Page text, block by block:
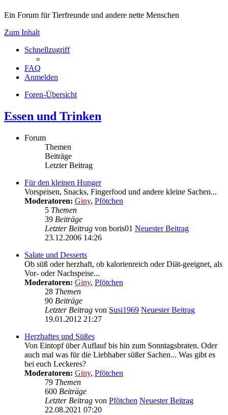
Ein Forum für Tierfreunde und andere nette Menschen
Zum Inhalt
Schnellzugriff
FAQ
Anmelden
Foren-Übersicht
Essen und Trinken
Forum
Themen
Beiträge
Letzter Beitrag
Für den kleinen Hunger
Vorspeisen, Snacks, Fingerfood und andere kleine Sachen...
Moderatoren: Giny, Pfötchen
5 Themen
39 Beiträge
Letzter Beitrag von boris01 Neuester Beitrag
23.12.2006 14:26
Salate und Desserts
Ob süß oder herzhaft, ob kalorienreich oder Diät-geeignet, als
Vor- oder Nachspeise...
Moderatoren: Giny, Pfötchen
28 Themen
90 Beiträge
Letzter Beitrag von Susi1969 Neuester Beitrag
19.01.2012 21:27
Herzhaftes und Süßes
Von Eintopf über Auflauf bis hin zum Sonntagsbraten. Oder
auch mal was für die Liebhaber süßer Sachen... Was gibt es
bei euch Leckeres?
Moderatoren: Giny, Pfötchen
79 Themen
600 Beiträge
Letzter Beitrag von Pfötchen Neuester Beitrag
22.08.2021 07:20